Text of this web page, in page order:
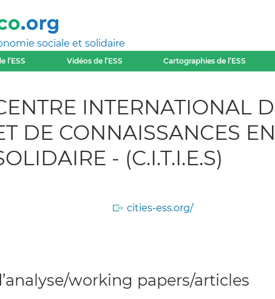
sociale et solidaire
l’ESS Vidéos de l’ESS Cartographies de l’ESS
INTERNATIONAL
DE CONNAISSANCES
- (C.I.T.I.E.S)
cities-ess.org/
working papers/articles